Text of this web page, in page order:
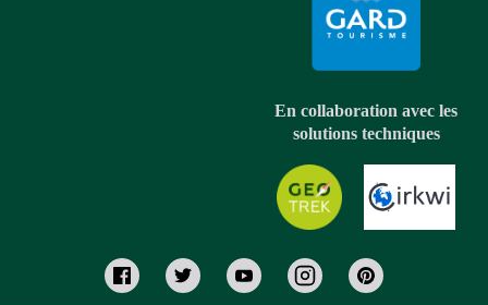
En collaboration avec les
solutions techniques